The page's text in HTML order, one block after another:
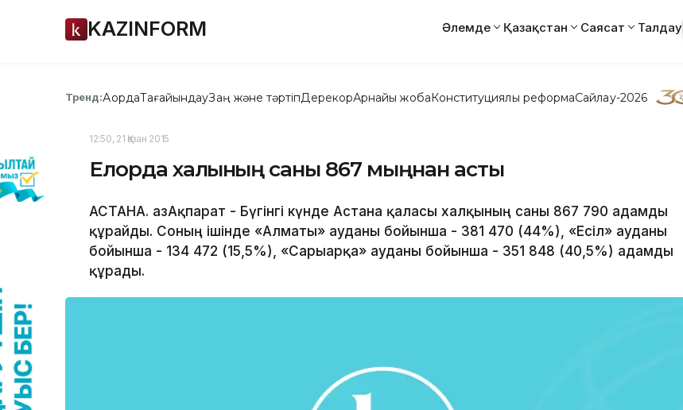
KAZINFORM Әлемде Қазақстан Саясат Талдау
Тренд:АқордаТағайындауЗаң және тәртіпДерекқорАрнайы жобаКонституциялық реформаСайлау-2026
12:50, 21 Қазан 2015
Елорда халқының саны 867 мыңнан асты
АСТАНА. ҚазАқпарат - Бүгінгі күнде Астана қаласы халқының саны 867 790 адамды
құрайды. Соның ішінде «Алматы» ауданы бойынша - 381 470 (44%), «Есіл» ауданы
бойынша - 134 472 (15,5%), «Сарыарқа» ауданы бойынша - 351 848 (40,5%) адамды
құрады.